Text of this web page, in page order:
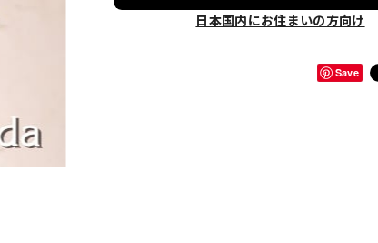
日本国内にお住まいの方向け
Save